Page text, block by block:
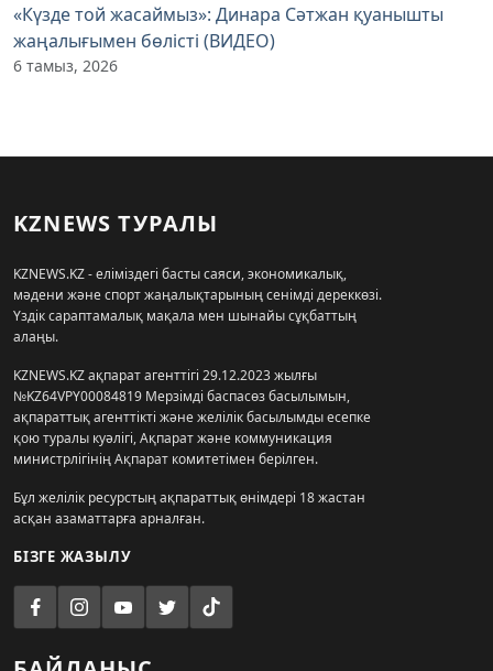
«Күзде той жасаймыз»: Динара Сәтжан қуанышты
жаңалығымен бөлісті (ВИДЕО)
6 тамыз, 2026
KZNEWS ТУРАЛЫ
KZNEWS.KZ - еліміздегі басты саяси, экономикалық,
мәдени және спорт жаңалықтарының сенімді дереккөзі.
Үздік сараптамалық мақала мен шынайы сұқбаттың
алаңы.
KZNEWS.KZ ақпарат агенттігі 29.12.2023 жылғы
№KZ64VPY00084819 Мерзімді баспасөз басылымын,
ақпараттық агенттікті және желілік басылымды есепке
қою туралы куәлігі, Ақпарат және коммуникация
министрлігінің Ақпарат комитетімен берілген.
Бұл желілік ресурстың ақпараттық өнімдері 18 жастан
асқан азаматтарға арналған.
БІЗГЕ ЖАЗЫЛУ